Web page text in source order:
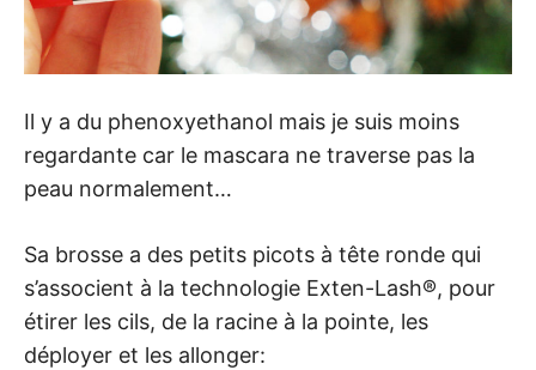
Il y a du phenoxyethanol mais je suis moins
regardante car le mascara ne traverse pas la
peau normalement…
Sa brosse a des petits picots à tête ronde qui
s’associent à la technologie Exten-Lash®, pour
étirer les cils, de la racine à la pointe, les
déployer et les allonger: